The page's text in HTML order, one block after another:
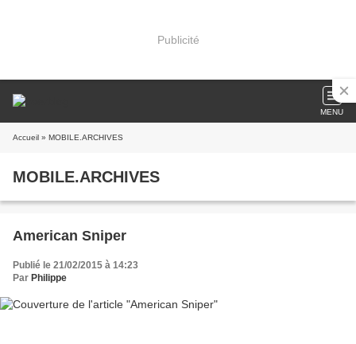
Publicité
MENU
Accueil » MOBILE.ARCHIVES
MOBILE.ARCHIVES
American Sniper
Publié le 21/02/2015 à 14:23
Par Philippe